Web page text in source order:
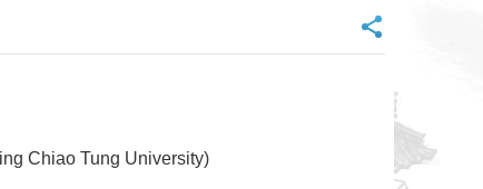
Chiao Tung University)